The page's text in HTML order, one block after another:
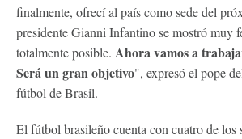
finalmente, ofrecí al país como sede del
presidente Gianni Infantino se mostró muy
totalmente posible. Ahora vamos a
Será un gran objetivo", expresó el pope
fútbol de Brasil.
El fútbol brasileño cuenta con cuatro de los